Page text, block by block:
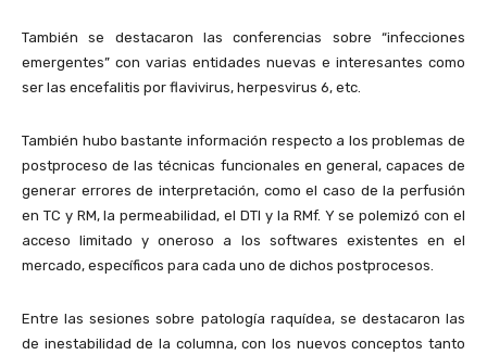
También se destacaron las conferencias sobre “infecciones
emergentes” con varias entidades nuevas e interesantes como
ser las encefalitis por flavivirus, herpesvirus 6, etc.
También hubo bastante información respecto a los problemas de
postproceso de las técnicas funcionales en general, capaces de
generar errores de interpretación, como el caso de la perfusión
en TC y RM, la permeabilidad, el DTI y la RMf. Y se polemizó con el
acceso limitado y oneroso a los softwares existentes en el
mercado, específicos para cada uno de dichos postprocesos.
Entre las sesiones sobre patología raquídea, se destacaron las
de inestabilidad de la columna, con los nuevos conceptos tanto